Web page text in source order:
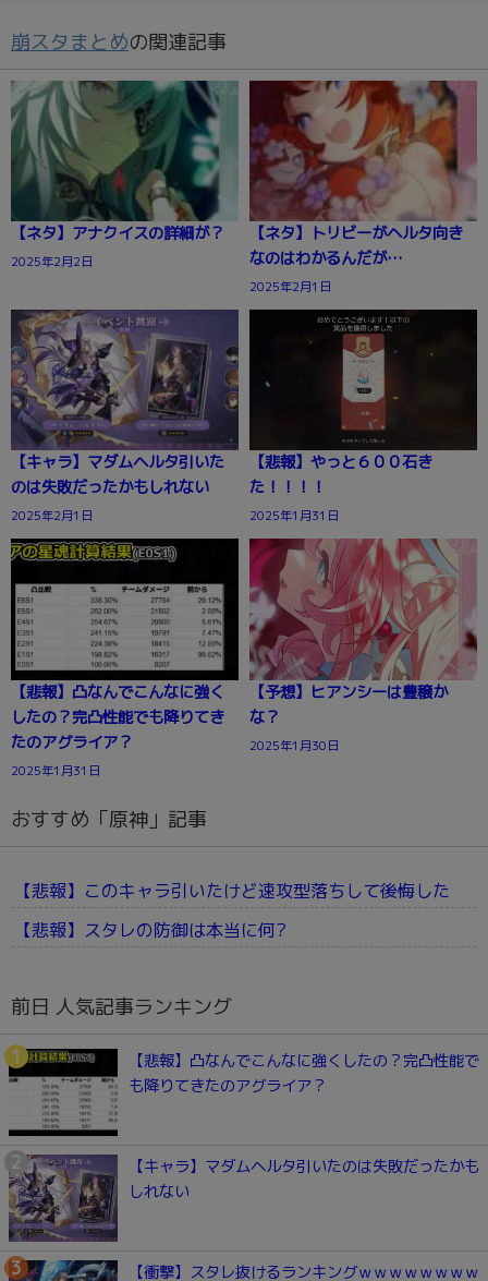
崩スタまとめの関連記事
【ネタ】アナクイスの詳細が？
2025年2月2日
【ネタ】トリビーがヘルタ向き
なのはわかるんだが…
2025年2月1日
【キャラ】マダムヘルタ引いた
のは失敗だったかもしれない
2025年2月1日
【悲報】やっと６００石き
た！！！！
2025年1月31日
【悲報】凸なんでこんなに強く
したの？完凸性能でも降りてき
たのアグライア？
2025年1月31日
【予想】ヒアンシーは豊穣か
な？
2025年1月30日
おすすめ「原神」記事
【悲報】このキャラ引いたけど速攻型落ちして後悔した
【悲報】スタレの防御は本当に何?
前日 人気記事ランキング
【悲報】凸なんでこんなに強くしたの？完凸性能で
も降りてきたのアグライア？
【キャラ】マダムヘルタ引いたのは失敗だったかも
しれない
【衝撃】スタレ抜けるランキングｗｗｗｗｗｗｗｗ